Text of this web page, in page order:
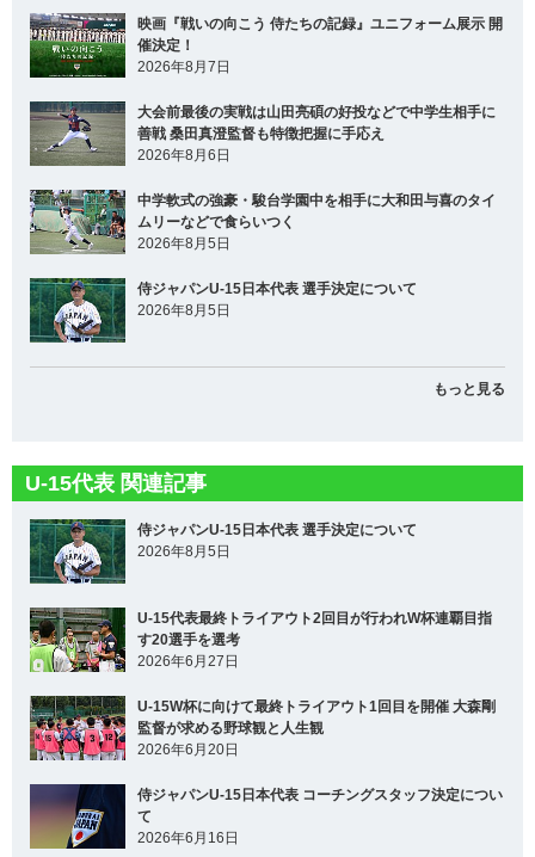
映画『戦いの向こう 侍たちの記録』ユニフォーム展示 開
催決定！
2026年8月7日
大会前最後の実戦は山田亮碩の好投などで中学生相手に
善戦 桑田真澄監督も特徴把握に手応え
2026年8月6日
中学軟式の強豪・駿台学園中を相手に大和田与喜のタイ
ムリーなどで食らいつく
2026年8月5日
侍ジャパンU-15日本代表 選手決定について
2026年8月5日
もっと見る
U-15代表 関連記事
侍ジャパンU-15日本代表 選手決定について
2026年8月5日
U-15代表最終トライアウト2回目が行われW杯連覇目指
す20選手を選考
2026年6月27日
U-15W杯に向けて最終トライアウト1回目を開催 大森剛
監督が求める野球観と人生観
2026年6月20日
侍ジャパンU-15日本代表 コーチングスタッフ決定につい
て
2026年6月16日